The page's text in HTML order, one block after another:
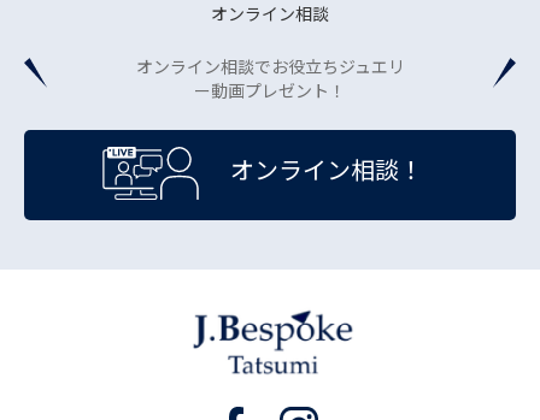
オンライン相談
オンライン相談でお役立ちジュエリ
ー動画プレゼント！
オンライン相談！